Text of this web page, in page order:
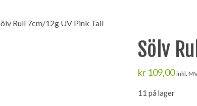
Rull 7cm/12g UV Pink Tail
Sölv
kr 109,00 inkl.
11 på lager